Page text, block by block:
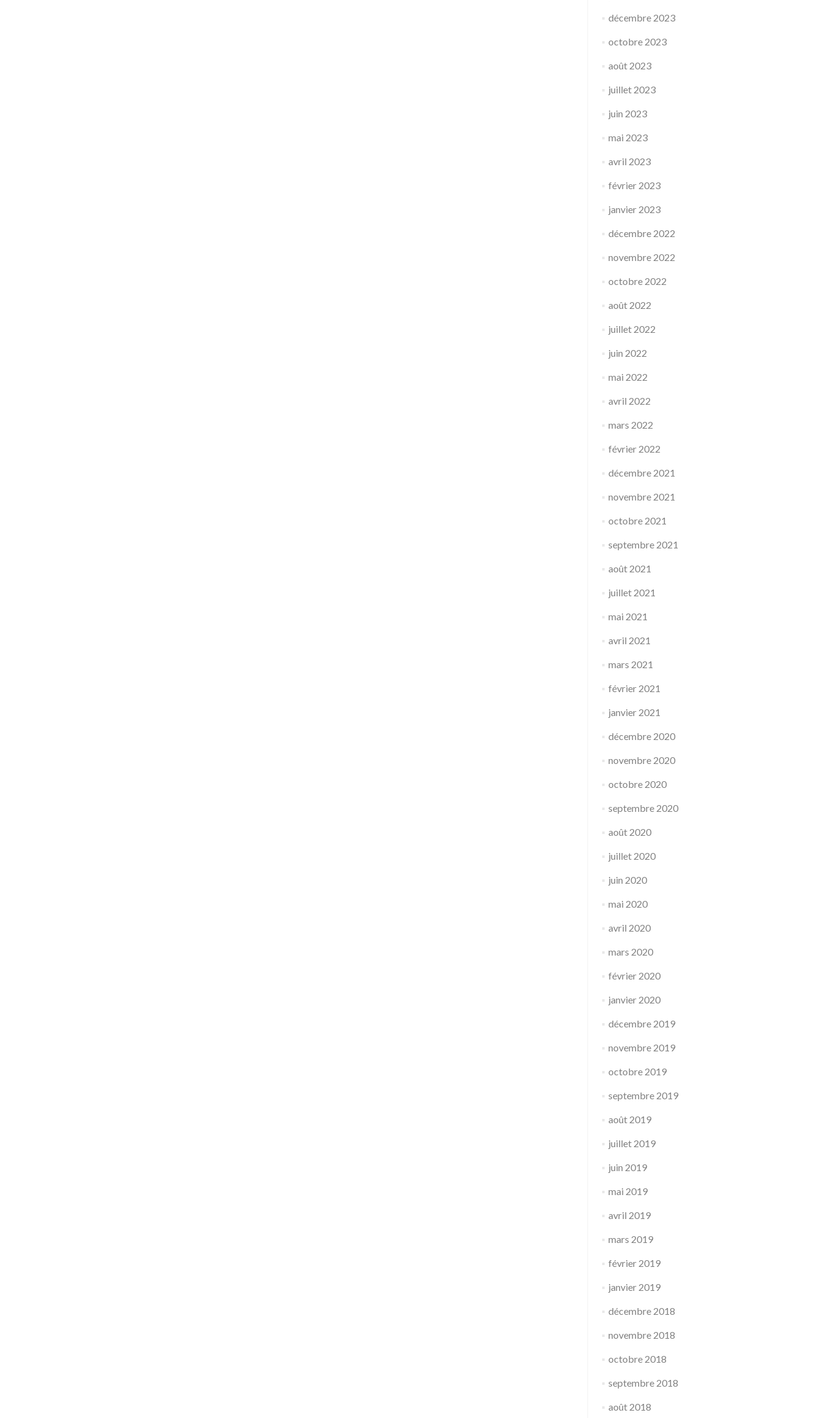
décembre 2023
octobre 2023
août 2023
juillet 2023
juin 2023
mai 2023
avril 2023
février 2023
janvier 2023
décembre 2022
novembre 2022
octobre 2022
août 2022
juillet 2022
juin 2022
mai 2022
avril 2022
mars 2022
février 2022
décembre 2021
novembre 2021
octobre 2021
septembre 2021
août 2021
juillet 2021
mai 2021
avril 2021
mars 2021
février 2021
janvier 2021
décembre 2020
novembre 2020
octobre 2020
septembre 2020
août 2020
juillet 2020
juin 2020
mai 2020
avril 2020
mars 2020
février 2020
janvier 2020
décembre 2019
novembre 2019
octobre 2019
septembre 2019
août 2019
juillet 2019
juin 2019
mai 2019
avril 2019
mars 2019
février 2019
janvier 2019
décembre 2018
novembre 2018
octobre 2018
septembre 2018
août 2018